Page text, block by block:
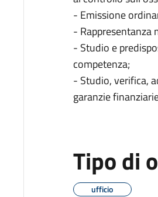
- Emissione
- Rappresentanza
- Studio e
competenza;
- Studio, verifica,
garanzie
Tipo di
ufficio